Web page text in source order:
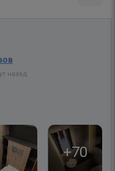
назад
+70